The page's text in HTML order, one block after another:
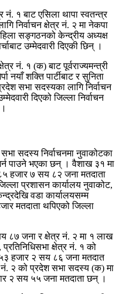
नं. १ बाट एसिला थापा स्वतन्त्र
निर्वाचन क्षेत्र नं. २ मा नेकपा
सङ्गठनको केन्द्रीय अध्यक्ष
उम्मेदवारी दिएकी छिन् ।
नं. १ (क) बाट पूर्वराज्यमन्त्री
नयाँ शक्ति पार्टीबाट र सुनिता
सभा सदस्यका लागि निर्वाचन
दिएको जिल्ला निर्वाचन
सदस्य निर्वाचनमा नुवाकोटका
पाउने भएका छन् । वैशाख ३१ मा
हजार ७ सय ८२ जना मतदाता
प्रशासन कार्यालय नुवाकोट,
वडा कार्यालयसम्म
मतदाता थपिएको जिल्ला
८७ जना र क्षेत्र नं. २ मा १ लाख
क्षेत्र नं. १ को
हजार २ सय ८६ जना मतदात
नं. २ को प्रदेश सभा सदस्य (क) मा
२ सय ५५ जना मतदाता छन् ।